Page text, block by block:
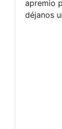
apremio
déjanos